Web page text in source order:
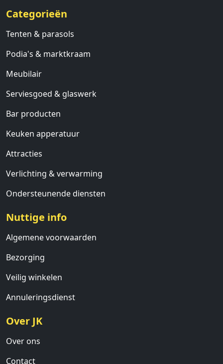
Categorieën
Tenten & parasols
Podia's & marktkraam
Meubilair
Serviesgoed & glaswerk
Bar producten
Keuken apperatuur
Attracties
Verlichting & verwarming
Ondersteunende diensten
Nuttige info
Algemene voorwaarden
Bezorging
Veilig winkelen
Annuleringsdienst
Over JK
Over ons
Contact